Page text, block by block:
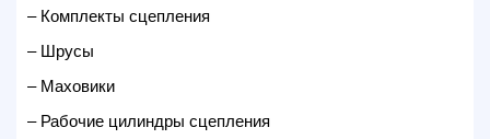
– Комплекты сцепления
– Шрусы
– Маховики
– Рабочие цилиндры сцепления